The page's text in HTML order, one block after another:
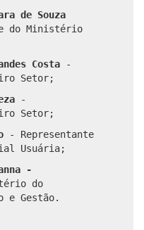
de Souza
do Ministério
Costa
-
Setor;
-
Setor;
- Representante
Usuária;
-
do
e Gestão.